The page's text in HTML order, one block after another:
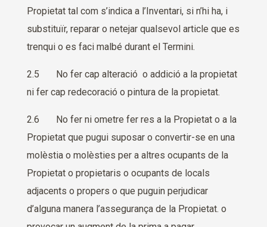
Propietat tal com s’indica a l’Inventari, si n’hi ha, i
substituïr, reparar o netejar qualsevol article que es
trenqui o es faci malbé durant el Termini.
2.5 No fer cap alteració o addició a la propietat
ni fer cap redecoració o pintura de la propietat.
2.6 No fer ni ometre fer res a la Propietat o a la
Propietat que pugui suposar o convertir-se en una
molèstia o molèsties per a altres ocupants de la
Propietat o propietaris o ocupants de locals
adjacents o propers o que puguin perjudicar
d’alguna manera l’assegurança de la Propietat. o